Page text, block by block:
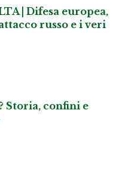
| Difesa europea,
russo e i veri
Storia, confini e